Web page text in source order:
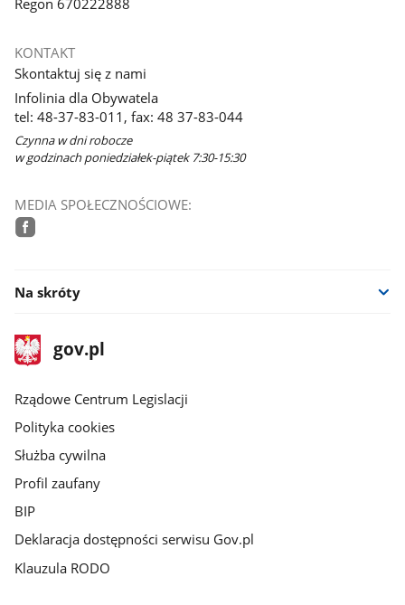
Regon 670222888
KONTAKT
Skontaktuj się z nami
Infolinia dla Obywatela
tel: 48-37-83-011, fax: 48 37-83-044
Czynna w dni robocze
w godzinach poniedziałek-piątek 7:30-15:30
MEDIA SPOŁECZNOŚCIOWE:
Na skróty
stopka
gov.plStrona
gov.pl
Rządowe Centrum Legislacji
Polityka cookies
Służba cywilna
Profil zaufany
BIP
Deklaracja dostępności serwisu Gov.pl
Klauzula RODO